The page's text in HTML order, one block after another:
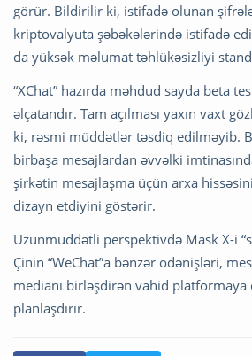
görür. Bildirilir ki, istifadə olunan
kriptovalyuta şəbəkələrində istifadə
da yüksək məlumat təhlükəsizliyi
“XChat” hazırda məhdud sayda beta
əlçatandır. Tam açılması yaxın vaxt
ki, rəsmi müddətlər təsdiq edilməyib.
birbaşa mesajlardan əvvəlki
şirkətin mesajlaşma üçün arxa
dizayn etdiyini göstərir.
Uzunmüddətli perspektivdə Mask X-i
Çinin “WeChat”a bənzər ödənişləri,
medianı birləşdirən vahid platformaya
planlaşdırır.